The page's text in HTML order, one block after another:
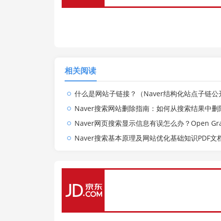
相关阅读
什么是网站子链接？（Naver结构化站点子链公开配置相关标准
Naver搜索网站删除指南：如何从搜索结果中删除你不想展示的网
Naver网页搜索显示信息有误怎么办？Open Graph标签与基本的标题描述标签有
Naver搜索基本原理及网站优化基础知识PDF文